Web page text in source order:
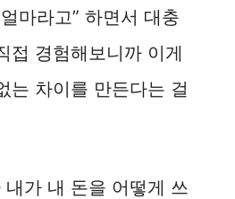
마라고” 하면서 대충
접 경험해보니까 이게
는 차이를 만든다는 걸
가 내 돈을 어떻게 쓰